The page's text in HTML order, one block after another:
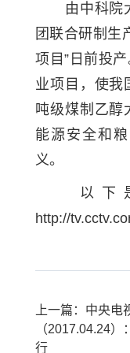
由中科院大
团联合研制生
项目”日前投
业项目，使我
吨级煤制乙醇
能源安全和
义。
以下是
http://
上一篇：中央电
（2017.04.24）
行